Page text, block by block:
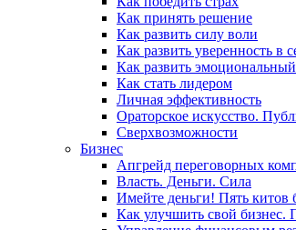
Как принять решение
Как развить силу воли
Как развить уверенность в
Как развить
Как стать лидером
Личная эффективность
Ораторское искусство.
Сверхвозможности
Бизнес
Апгрейд переговорных
Власть. Деньги. Сила
Имейте деньги! Пять китов
Как улучшить свой